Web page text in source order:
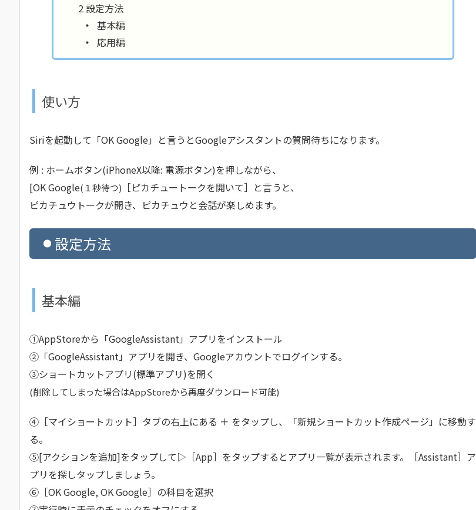
設定方法
基本編
応用編
使い方
Siriを起動して「OK Google」と言うとGoogleアシスタントの質問待ちになります。
例 : ホームボタン(iPhoneX以降: 電源ボタン)を押しながら、
[OK Google(１秒待つ) ［ピカチュートークを開いて］と言うと、
ピカチュウトークが開き、ピカチュウと会話が楽しめます。
設定方法
基本編
①AppStoreから「GoogleAssistant」アプリをインストール
②「GoogleAssistant」アプリを開き、Googleアカウントでログインする。
③ショートカットアプリ(標準アプリ)を開く
(削除してしまった場合はAppStoreから再度ダウンロード可能)
④［マイショートカット］タブの右上にある ＋ をタップし、「新規ショートカット作成ページ」に移動す
る。
⑤[アクションを追加]をタップして▷［App］をタップするとアプリ一覧が表示されます。［Assistant］ア
プリを探しタップしましょう。
⑥［OK Google, OK Google］の科目を選択